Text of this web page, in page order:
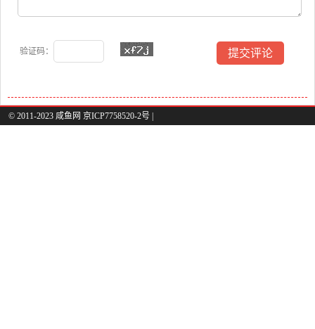
验证码：
© 2011-2023 咸鱼网 京ICP7758520-2号 |